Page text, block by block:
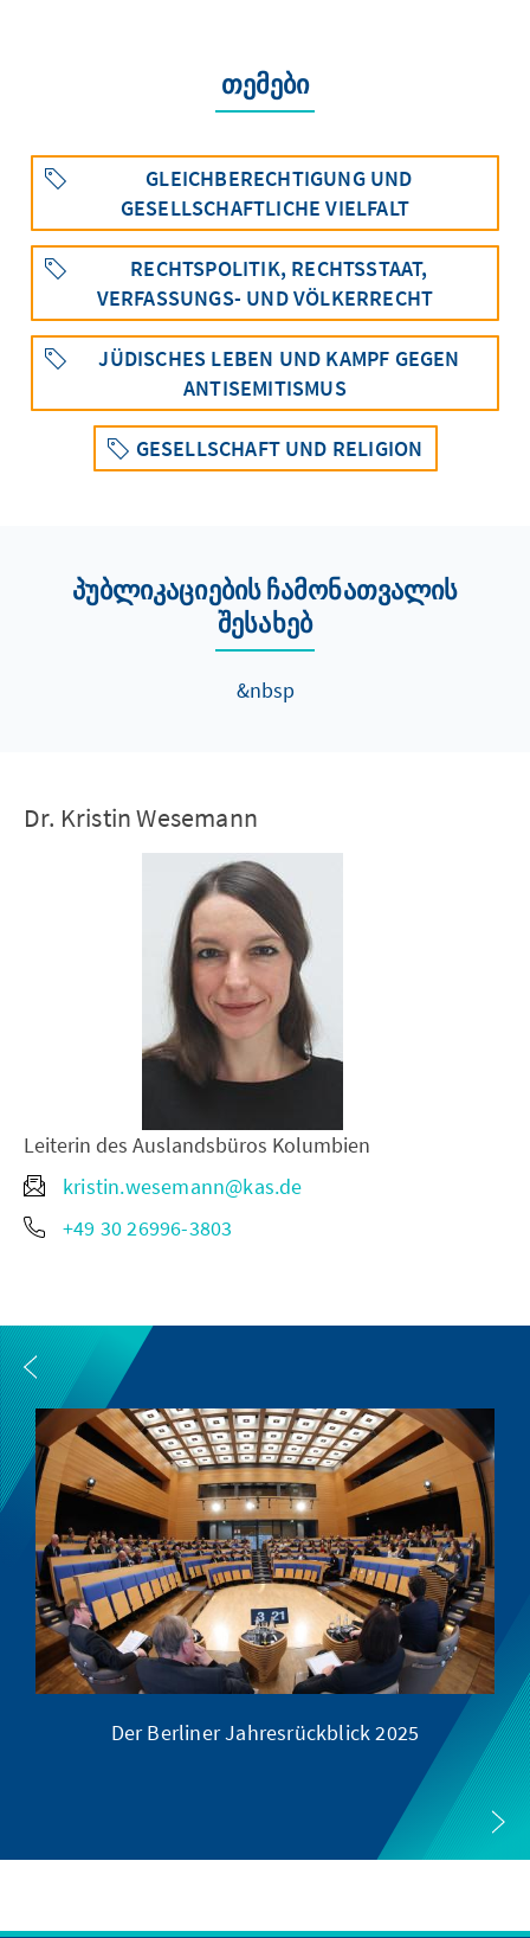
თემები
GLEICHBERECHTIGUNG UND
GESELLSCHAFTLICHE VIELFALT
RECHTSPOLITIK, RECHTSSTAAT,
VERFASSUNGS- UND VÖLKERRECHT
JÜDISCHES LEBEN UND KAMPF GEGEN
ANTISEMITISMUS
GESELLSCHAFT UND RELIGION
პუბლიკაციების ჩამონათვალის
შესახებ
&nbsp
Dr. Kristin Wesemann
Leiterin des Auslandsbüros Kolumbien
kristin.wesemann@kas.de
+49 30 26996-3803
Der Berliner Jahresrückblick 2025